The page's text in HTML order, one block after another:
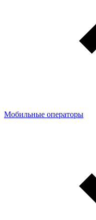
Мобильные операторы